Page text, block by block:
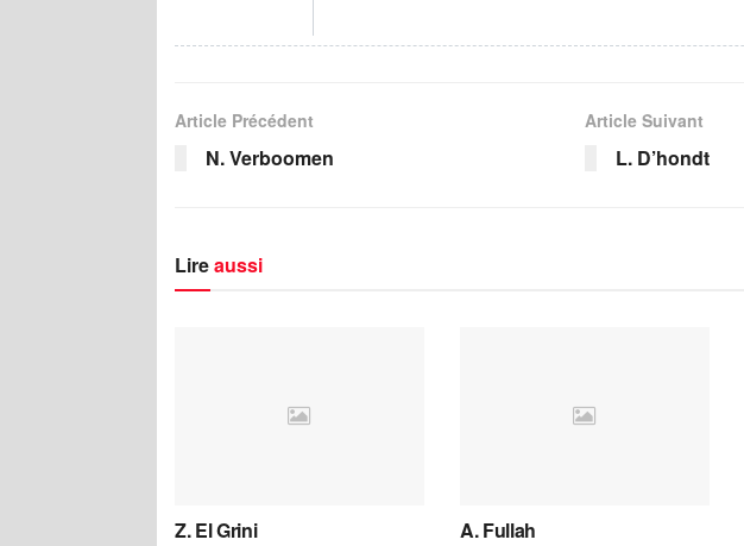
Article Précédent
N. Verboomen
Article Suivant
L. D’hondt
Lireaussi
Z. El Grini A. Fullah